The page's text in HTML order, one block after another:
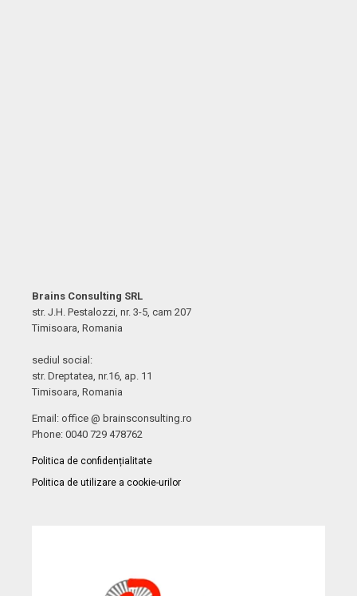
Brains Consulting SRL
str. J.H. Pestalozzi, nr. 3-5, cam 207
Timisoara, Romania
sediul social:
str. Dreptatea, nr.16, ap. 11
Timisoara, Romania
Email: office @ brainsconsulting.ro
Phone: 0040 729 478762
Politica de confidențialitate
Politica de utilizare a cookie-urilor